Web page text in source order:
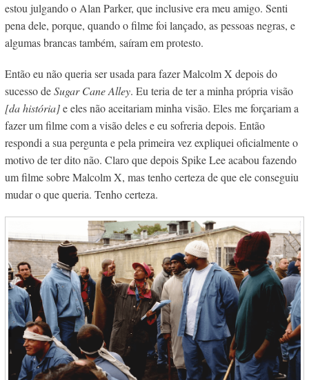
estou julgando o Alan Parker, que inclusive era meu amigo. Senti
pena dele, porque, quando o filme foi lançado, as pessoas negras, e
algumas brancas também, saíram em protesto.
Então eu não queria ser usada para fazer Malcolm X depois do
sucesso deSugar Cane Alley. Eu teria de ter a minha própria visão
[da história]e eles não aceitariam minha visão. Eles me forçariam a
fazer um filme com a visão deles e eu sofreria depois. Então
respondi a sua pergunta e pela primeira vez expliquei oficialmente o
motivo de ter dito não. Claro que depois Spike Lee acabou fazendo
um filme sobre Malcolm X, mas tenho certeza de que ele conseguiu
mudar o que queria. Tenho certeza.